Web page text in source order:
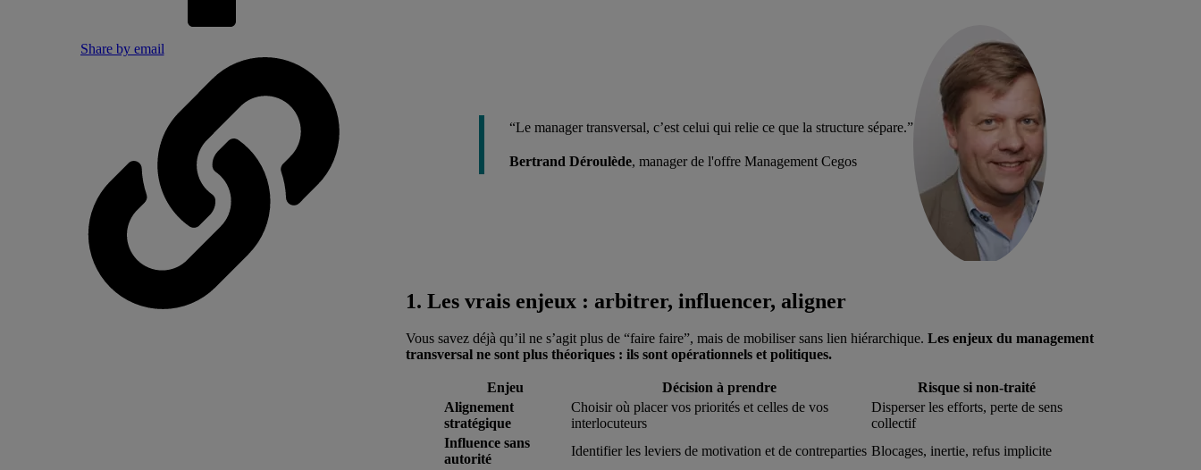
Share by email
“Le manager transversal, c’est celui qui relie ce que la structure sépare.”
Bertrand Déroulède, manager de l'offre Management Cegos
1. Les vrais enjeux : arbitrer, influencer, aligner
Vous savez déjà qu’il ne s’agit plus de “faire faire”, mais de mobiliser sans lien hiérarchique. Les enjeux du management
transversal ne sont plus théoriques : ils sont opérationnels et politiques.
Enjeu Décision à prendre
Risque si non-traité
Alignement
stratégique
Choisir où placer vos priorités et celles de vos
interlocuteurs
Disperser les efforts, perte de sens
collectif
Influence sans
autorité
Identifier les leviers de motivation et de contreparties Blocages, inertie, refus implicite